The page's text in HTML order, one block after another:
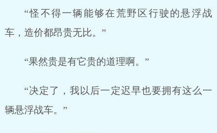
“怪不得一辆能够在荒野区行驶的悬浮战
车，造价都昂贵无比。”
“果然贵是有它贵的道理啊。”
“决定了，我以后一定迟早也要拥有这么一
辆悬浮战车。”